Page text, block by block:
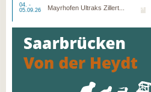
04. -
05.09.26
Mayrhofen Ultraks Zillert...